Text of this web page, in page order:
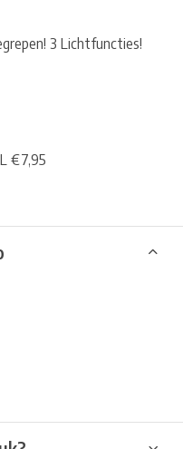
3 Lichtfuncties!
€7,95